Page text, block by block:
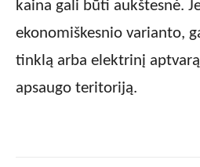
kaina gali būti aukštesnė.
ekonomiškesnio varianto,
tinklą arba elektrinį
apsaugo teritoriją.